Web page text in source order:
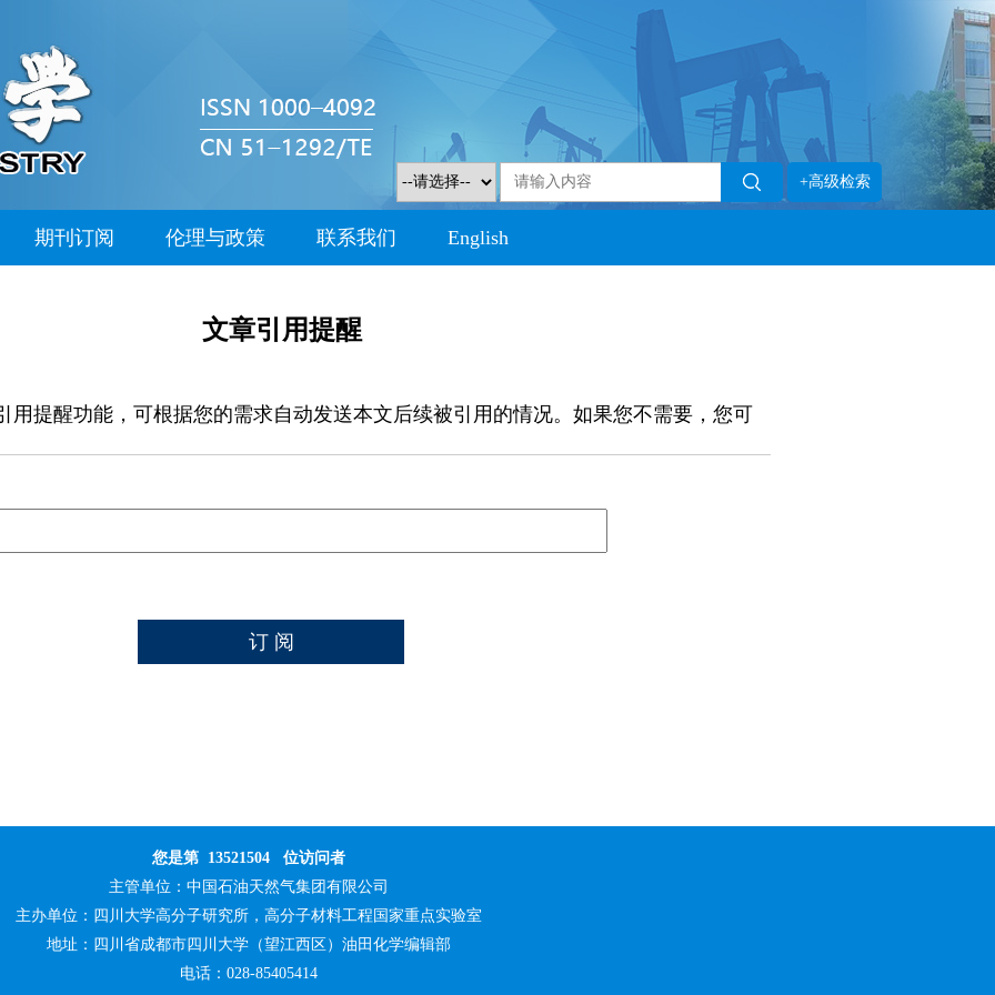
+高级检索
期刊订阅 伦理与政策 联系我们 English
文章引用提醒
用提醒功能，可根据您的需求自动发送本文后续被引用的情况。如果您不需要，您可
您是第 13521504 位访问者
主管单位： 中国石油天然气集团有限公司
主办单位： 四川大学高分子研究所，高分子材料工程国家重点实验室
地址：四川省成都市四川大学（望江西区）油田化学编辑部
电话：028-85405414